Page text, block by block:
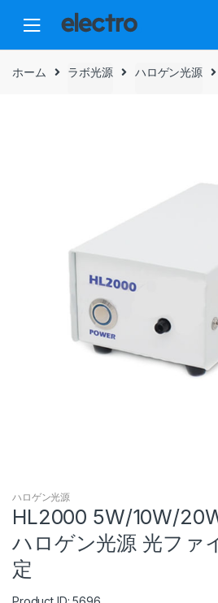
ホーム ラボ光源 ハロゲン光源
ハロゲン光源
HL2000 5W/10W/
ハロゲン光源 光ファ
定